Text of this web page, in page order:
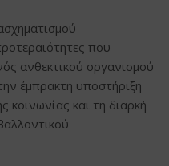
που
ανθεκτικού οργανισμού
έμπρακτη υποστήριξη
κοινωνίας και τη διαρκή